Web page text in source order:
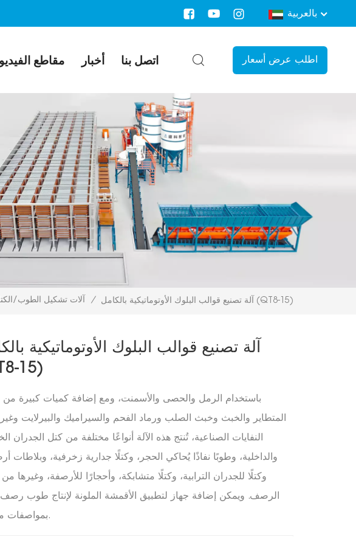
بالعربية
مقاطع الفيديو أخبار اتصل بنا اطلب عرض أسعار
آلات تشكيل الطوب/ / آلة تصنيع قوالب البلوك الأوتوماتيكية بالكامل (QT8-15)
آلة تصنيع قوالب البلوك الأوتوماتيكية
15)
باستخدام الرمل والحصى والأسمنت، ومع إضافة كميات كبيرة من
المتطاير والخبث وخبث الصلب ورماد الفحم والسيراميك والبيرلايت
النفايات الصناعية، تُنتج هذه الآلة أنواعًا مختلفة من كتل الجدران
والداخلية، وطوبًا نفاذًا يُحاكي الحجر، وكتلًا جدارية زخرفية، وبلاطات
وكتلًا للجدران الترابية، وكتلًا متشابكة، وأحجارًا للأرصفة، وغيرها من
الرصف. ويمكن إضافة جهاز لتطبيق الأقمشة الملونة لإنتاج طوب
بمواصفات متنوعة.